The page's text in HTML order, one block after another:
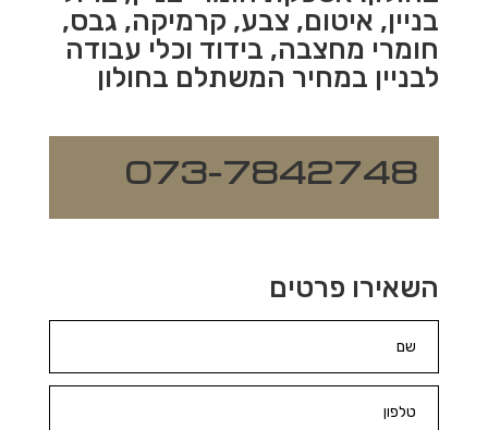
בניין, איטום, צבע, קרמיקה, גבס,
חומרי מחצבה, בידוד וכלי עבודה
לבניין במחיר המשתלם בחולון
073-7842748
השאירו פרטים